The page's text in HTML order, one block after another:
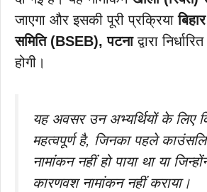
जाएगा और इसकी पूरी प्रक्रिया
समिति (BSEB), पटनाद्वारा
होगी।
यह अवसर उन अभ्यर्थियों के लिए
महत्वपूर्ण है, जिनका पहले
नामांकन नहीं हो पाया था या
कारणवश नामांकन नहीं कराया।